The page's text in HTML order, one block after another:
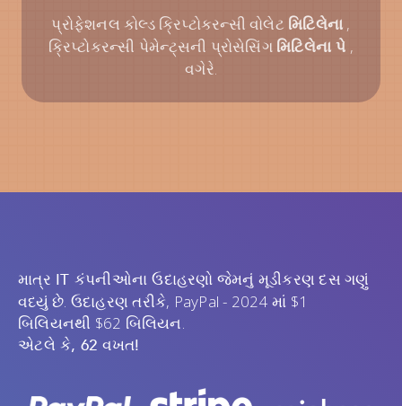
પ્રોફેશનલ કોલ્ડ ક્રિપ્ટોકરન્સી વોલેટ મિટિલેના ,
ક્રિપ્ટોકરન્સી પેમેન્ટ્સની પ્રોસેસિંગ મિટિલેના પે ,
વગેરે.
માત્ર IT કંપનીઓના ઉદાહરણો જેમનું મૂડીકરણ દસ ગણું
વધ્યું છે. ઉદાહરણ તરીકે, PayPal - 2024 માં $1
બિલિયનથી $62 બિલિયન.
એટલે કે, 62 વખત!